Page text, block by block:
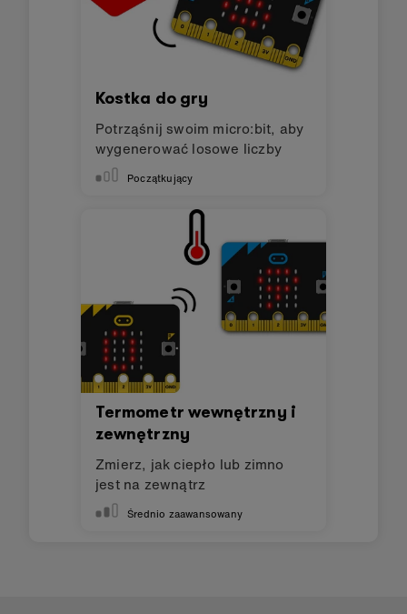
Kostka do gry
Potrząśnij swoim micro:bit, aby
wygenerować losowe liczby
Początkujący
Termometr wewnętrzny i
zewnętrzny
Zmierz, jak ciepło lub zimno
jest na zewnątrz
Średnio zaawansowany